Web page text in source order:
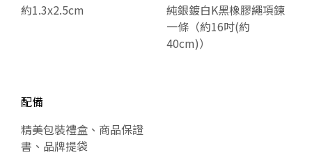
約1.3x2.5cm
純銀鍍白K黑橡膠繩項鍊
一條（約16吋(約
40cm)）
配備
精美包裝禮盒、商品保證
書、品牌提袋